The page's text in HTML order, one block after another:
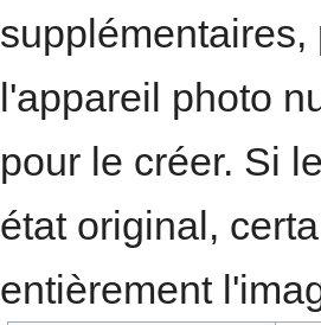
l'appareil photo
pour le créer. Si
état original,
entièrement